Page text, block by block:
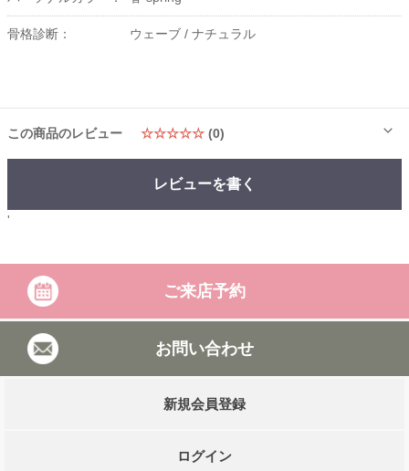
骨格診断： ウェーブ / ナチュラル
この商品のレビュー ☆☆☆☆☆ (0)
レビューを書く
'
ご来店予約
お問い合わせ
新規会員登録
ログイン